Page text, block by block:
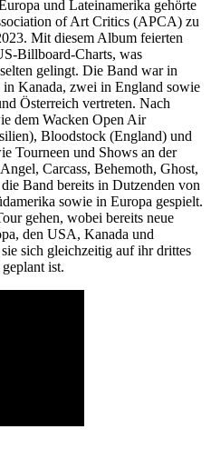
und Lateinamerika gehörte
of Art Critics (APCA) zu
Mit diesem Album feierten
Billboard-Charts, was
gelingt. Die Band war in
Kanada, zwei in England sowie
Österreich vertreten. Nach
dem Wacken Open Air
Bloodstock (England) und
Tourneen und Shows an der
Carcass, Behemoth, Ghost,
Band bereits in Dutzenden von
sowie in Europa gespielt.
gehen, wobei bereits neue
den USA, Kanada und
sich gleichzeitig auf ihr drittes
ist.